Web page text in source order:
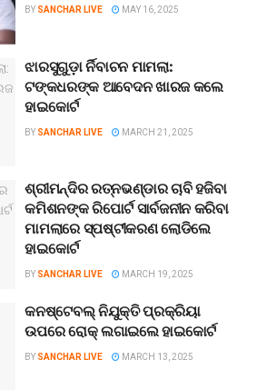
BY SANCHAR LIVE MAY 16, 2025
ଝାରସୁଗୁଡ଼ା ର୍ନିବାଚନ ମାମଲା:
ଟଙ୍କଧରଙ୍କ ଆବେଦନ ଖାରଜ କଲେ
ହାଇକୋର୍ଟ
BY SANCHAR LIVE MARCH 21, 2025
ଶ୍ରୀମନ୍ଦିର ରତ୍ନଭଣ୍ଡାର ଚାବି ହଜିବା
କମିଶନଙ୍କ ରିପୋର୍ଟ ସାର୍ବଜନୀନ କରିବା
ମାମଲାରେ ସ୍ପଷ୍ଟୀକରଣ ଲୋଡିଲେ
ହାଇକୋର୍ଟ
BY SANCHAR LIVE MARCH 19, 2025
କନଷ୍ଟେବଲ୍‌ ନିଯୁକ୍ତି ପ୍ରକ୍ରିୟା
ଉପରେ ରୋକ୍‌ ଲଗାଇଲେ ହାଇକୋର୍ଟ
BY SANCHAR LIVE MARCH 13, 2025